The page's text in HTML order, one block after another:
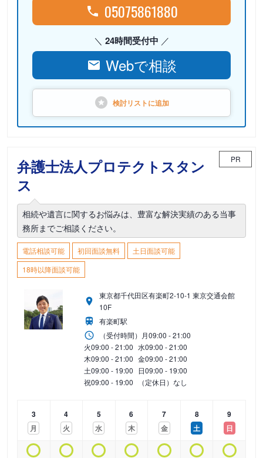
05075861880
24時間受付中
Webで相談
検討リストに追加
弁護士法人プロテクトスタン
ス
PR
相続や遺言に関するお悩みは、豊富な解決実績のある当事
務所までご相談ください。
電話相談可能 初回面談無料
土日面談可能
18時以降面談可能
東京都千代田区有楽町2-10-1 東京交通会館
10F
有楽町駅
（受付時間） 月09:00 - 21:00
火09:00 - 21:00 水09:00 - 21:00
木09:00 - 21:00 金09:00 - 21:00
土09:00 - 19:00 日09:00 - 19:00
祝09:00 - 19:00 （定休日）なし
3
月
4
火
5
水
6
木
7
金
8
土
9
日